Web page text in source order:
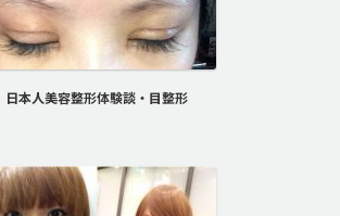
日本人美容整形体験談・目整形